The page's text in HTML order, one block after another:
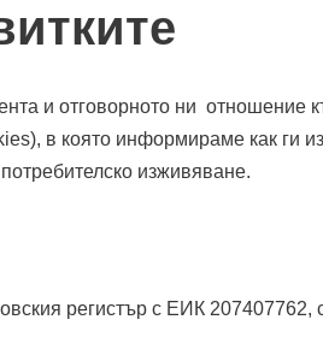
и отговорното ни отношение
в която информираме как ги
изживяване.
регистър с ЕИК 207407762,